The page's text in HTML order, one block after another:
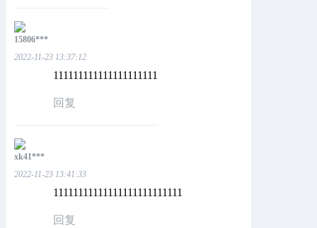
15806***
2022-11-23 13:37:12
111111111111111111111
回复
xk41***
2022-11-23 13:41:33
11111111111111111111111111
回复